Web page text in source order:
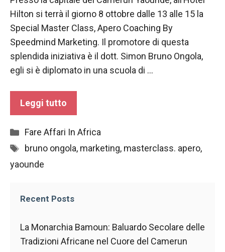
Hilton si terrà il giorno 8 ottobre dalle 13 alle 15 la
Special Master Class, Apero Coaching By
Speedmind Marketing. Il promotore di questa
splendida iniziativa è il dott. Simon Bruno Ongola,
egli si è diplomato in una scuola di …
Leggi tutto
Categorie
Fare Affari In Africa
Tag
bruno ongola, marketing, masterclass. apero,
yaounde
Recent Posts
La Monarchia Bamoun: Baluardo Secolare delle
Tradizioni Africane nel Cuore del Camerun
funzionamento
del sito web.
Statistiche
Al fine di
migliorare
e la
struttura del
sito Web, in
base a
come viene
utilizzato il
sito Web.
Experience
nostro sito
Web funzioni
al meglio